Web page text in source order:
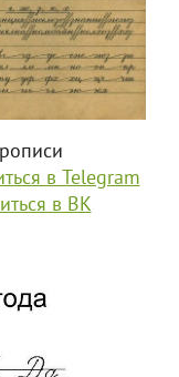
в Telegram
в ВК